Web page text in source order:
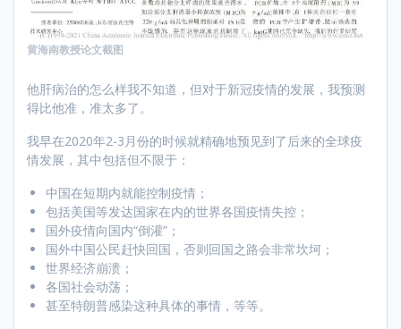
黄海南教授论文截图
他肝病治的怎么样我不知道，但对于新冠疫情的发展，我预测
得比他准，准太多了。
我早在2020年2-3月份的时候就精确地预见到了后来的全球疫
情发展，其中包括但不限于：
中国在短期内就能控制疫情；
包括美国等发达国家在内的世界各国疫情失控；
国外疫情向国内“倒灌”；
国外中国公民赶快回国，否则回国之路会非常坎坷；
世界经济崩溃；
各国社会动荡；
甚至特朗普感染这种具体的事情，等等。